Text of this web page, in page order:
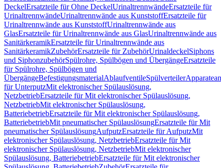
DeckelErsatzteile für Ohne DeckelUrinaltrennwändeErsatzteile für
UrinaltrennwändeUrinaltrennwände aus KunststoffErsatzteile für
Urinaltrennwände aus KunststoffUrinaltrennwände aus
GlasErsatzteile für Urinaltrennwände aus GlasUrinaltrennwände aus
SanitärkeramikErsatzteile für Urinaltrennwände aus
SanitärkeramikZubehörErsatzteile für ZubehörUrinaldeckelSiphons
und SiphonzubehörSpülrohre, Spülbögen und ÜbergängeErsatzteile
für Spülrohre, Spülbögen und
ÜbergängeBefestigungsmaterialAblaufventileSpülverteiler
für UnterputzMit elektronischer Spülauslösung,
NetzbetriebErsatzteile für Mit elektronischer Spülauslösung,
NetzbetriebMit elektronischer Spülauslösung,
BatteriebetriebErsatzteile für Mit elektronischer Spülauslösung,
BatteriebetriebMit pneumatischer SpülauslösungErsatzteile für Mit
pneumatischer SpülauslösungAufputzErsatzteile für AufputzMit
elektronischer Spülauslösung, NetzbetriebErsatzteile für Mit
elektronischer Spülauslösung, NetzbetriebMit elektronischer
Spülauslösung, BatteriebetriebErsatzteile für Mit elektronischer